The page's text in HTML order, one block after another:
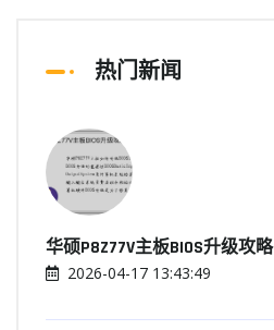
热门新闻
华硕P8Z77V主板BIOS升级攻略
2026-04-17 13:43:49